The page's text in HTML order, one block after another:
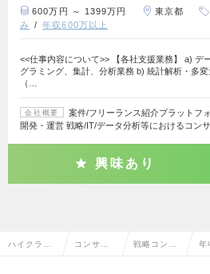
600万円 ～ 1399万円 東京都
み
年収600万以上
<<仕事内容について>> 【各社支援業務】 a) デ
グラミング、集計、分析業務 b) 統計解析・多変
（…
会社概要
案件/フリーランス紹介プラットフ
開発・運営 戦略/IT/データ分析等におけるコン
興味あり
ハイクラス コンサル 戦略コンサ 年